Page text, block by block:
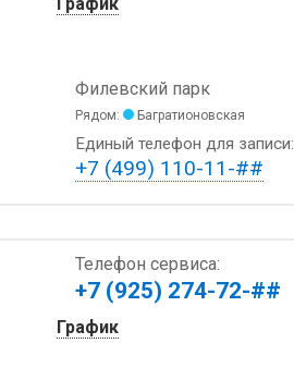
Филевский парк
Рядом: Багратионовская
Единый телефон для записи:
+7 (499) 110-11-##
Телефон сервиса:
+7 (925) 274-72-##
График